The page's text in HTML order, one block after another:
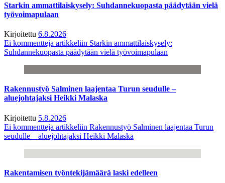
Starkin ammattilaiskysely: Suhdannekuopasta päädytään vielä
työvoimapulaan
Kirjoitettu 6.8.2026
Ei kommentteja artikkeliin Starkin ammattilaiskysely:
Suhdannekuopasta päädytään vielä työvoimapulaan
Rakennustyö Salminen laajentaa Turun seudulle –
aluejohtajaksi Heikki Malaska
Kirjoitettu 5.8.2026
Ei kommentteja artikkeliin Rakennustyö Salminen laajentaa Turun
seudulle – aluejohtajaksi Heikki Malaska
Rakentamisen työntekijämäärä laski edelleen